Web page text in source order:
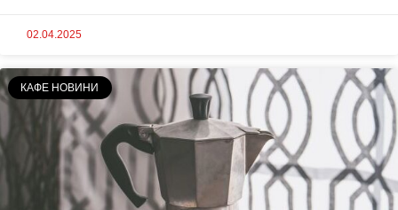
02.04.2025
КАФЕ НОВИНИ